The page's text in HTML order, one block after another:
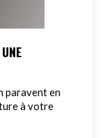
paravent en
à votre